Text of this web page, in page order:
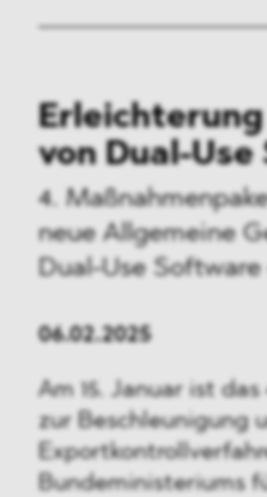
von Dual-
4.
neue Allgemeine
Dual-Use
06.02.2025
Am 15. Januar ist
zur Beschleunigung
Bundeministeriums